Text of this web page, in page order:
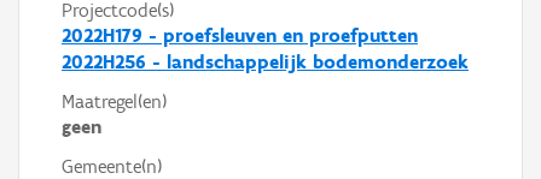
Projectcode(s)
2022H179 - proefsleuven en proefputten
2022H256 - landschappelijk bodemonderzoek
Maatregel(en)
geen
Gemeente(n)